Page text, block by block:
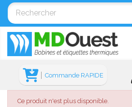
Commande RAPIDE
Ce produit n'est plus disponible.